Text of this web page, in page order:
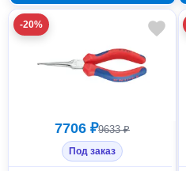
-20%
7706 ₽9633 ₽
Под заказ